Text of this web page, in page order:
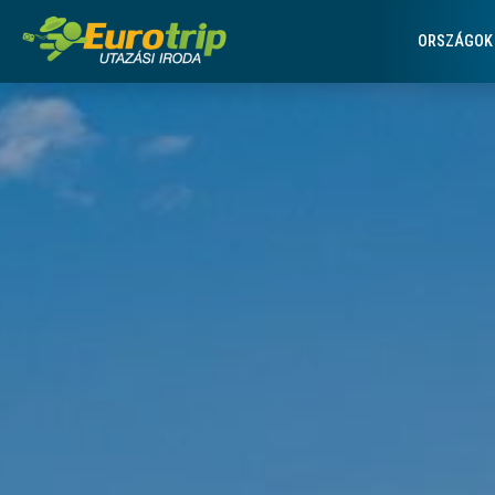
Eurotrip Utazási Iroda -
Fejléc menüsorok
ORSZÁGOK
Főoldali lapozóképek